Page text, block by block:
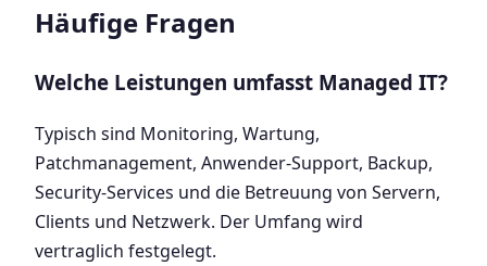
Häufige Fragen
Welche Leistungen umfasst Managed IT?
Typisch sind Monitoring, Wartung,
Patchmanagement, Anwender-Support, Backup,
Security-Services und die Betreuung von Servern,
Clients und Netzwerk. Der Umfang wird
vertraglich festgelegt.